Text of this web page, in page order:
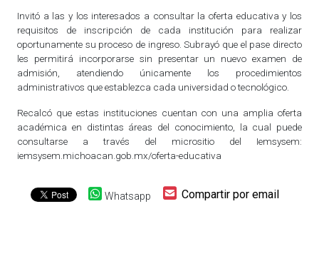
Invitó a las y los interesados a consultar la oferta educativa y los
requisitos de inscripción de cada institución para realizar
oportunamente su proceso de ingreso. Subrayó que el pase directo
les permitirá incorporarse sin presentar un nuevo examen de
admisión, atendiendo únicamente los procedimientos
administrativos que establezca cada universidad o tecnológico.
Recalcó que estas instituciones cuentan con una amplia oferta
académica en distintas áreas del conocimiento, la cual puede
consultarse a través del micrositio del Iemsysem:
iemsysem.michoacan.gob.mx/oferta-educativa
Whatsapp Compartir por email